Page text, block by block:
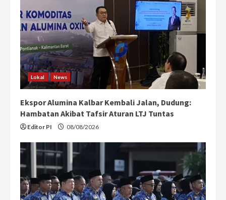
Lokal News
Ekspor Alumina Kalbar Kembali Jalan, Dudung:
Hambatan Akibat Tafsir Aturan LTJ Tuntas
Editor PI 08/08/2026